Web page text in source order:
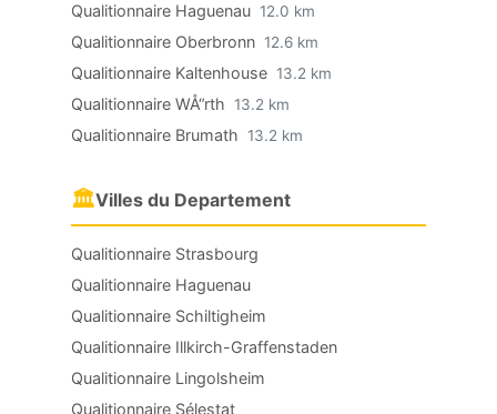
Qualitionnaire Haguenau 12.0 km
Qualitionnaire Oberbronn 12.6 km
Qualitionnaire Kaltenhouse 13.2 km
Qualitionnaire WÅ“rth 13.2 km
Qualitionnaire Brumath 13.2 km
🏛Villes du Departement
Qualitionnaire Strasbourg
Qualitionnaire Haguenau
Qualitionnaire Schiltigheim
Qualitionnaire Illkirch-Graffenstaden
Qualitionnaire Lingolsheim
Qualitionnaire Sélestat